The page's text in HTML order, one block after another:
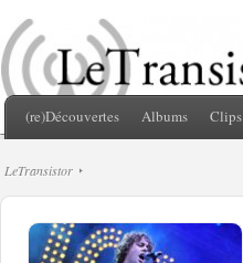
(re)Découvertes Albums Clips
LeTransistor